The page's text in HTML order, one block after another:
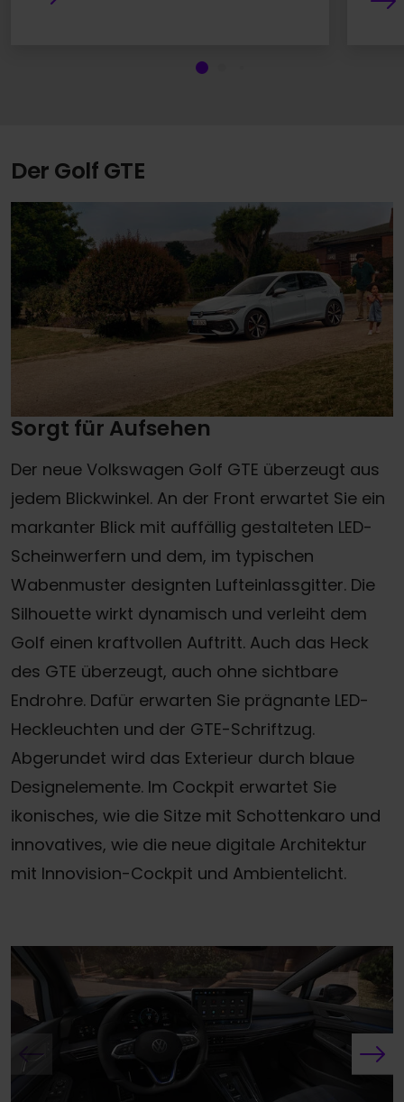
Der Golf GTE
Sorgt für Aufsehen
Der neue Volkswagen Golf GTE überzeugt aus
jedem Blickwinkel. An der Front erwartet Sie ein
markanter Blick mit auffällig gestalteten LED-
Scheinwerfern und dem, im typischen
Wabenmuster designten Lufteinlassgitter. Die
Silhouette wirkt dynamisch und verleiht dem
Golf einen kraftvollen Auftritt. Auch das Heck
des GTE überzeugt, auch ohne sichtbare
Endrohre. Dafür erwarten Sie prägnante LED-
Heckleuchten und der GTE-Schriftzug.
Abgerundet wird das Exterieur durch blaue
Designelemente. Im Cockpit erwartet Sie
ikonisches, wie die Sitze mit Schottenkaro und
innovatives, wie die neue digitale Architektur
mit Innovision-Cockpit und Ambientelicht.